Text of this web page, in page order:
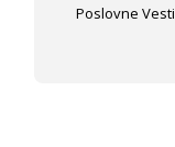
Poslovne Vesti